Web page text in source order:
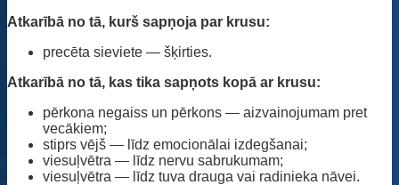
Atkarībā no tā, kurš sapņoja par krusu:
precēta sieviete — šķirties.
Atkarībā no tā, kas tika sapņots kopā ar krusu:
pērkona negaiss un pērkons — aizvainojumam pret
vecākiem;
stiprs vējš — līdz emocionālai izdegšanai;
viesuļvētra — līdz nervu sabrukumam;
viesuļvētra — līdz tuva drauga vai radinieka nāvei.